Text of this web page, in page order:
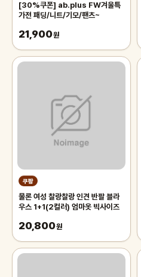
[30%쿠폰] ab.plus FW겨울특
가전 패딩/니트/기모/팬츠~
21,900원
쿠팡
물론 여성 찰랑찰랑 인견 반팔 블라
우스 1+1(2컬러) 엄마옷 빅사이즈
20,800원